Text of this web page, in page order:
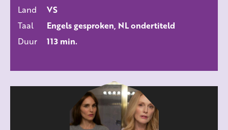
Land
VS
Taal
Engels gesproken, NL ondertiteld
Duur
113 min.